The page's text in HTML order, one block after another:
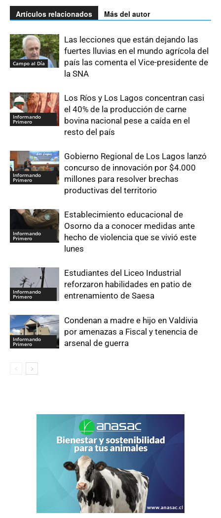
Artículos relacionados Más del autor
Campo al Día
Las lecciones que están dejando las
fuertes lluvias en el mundo agrícola del
país las comenta el Vice-presidente de
la SNA
Informando
Primero
Los Ríos y Los Lagos concentran casi
el 40% de la producción de carne
bovina nacional pese a caída en el
resto del país
Informando
Primero
Gobierno Regional de Los Lagos lanzó
concurso de innovación por $4.000
millones para resolver brechas
productivas del territorio
Informando
Primero
Establecimiento educacional de
Osorno da a conocer medidas ante
hecho de violencia que se vivió este
lunes
Informando
Primero
Estudiantes del Liceo Industrial
reforzaron habilidades en patio de
entrenamiento de Saesa
Informando
Primero
Condenan a madre e hijo en Valdivia
por amenazas a Fiscal y tenencia de
arsenal de guerra